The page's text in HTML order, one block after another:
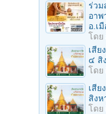
ร่วม
อา
อ.เ
โดย
เสีย
๔ สิ
โดย
เสี
สิง
โดย